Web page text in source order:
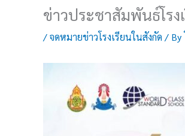
ข่าวประชาสัมพันธ์โร
/จดหมายข่าวโรงเรียนในสังกัด / By